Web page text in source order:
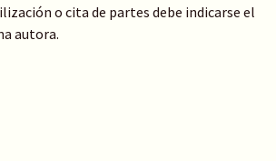
o cita de partes debe indicarse el
autora.